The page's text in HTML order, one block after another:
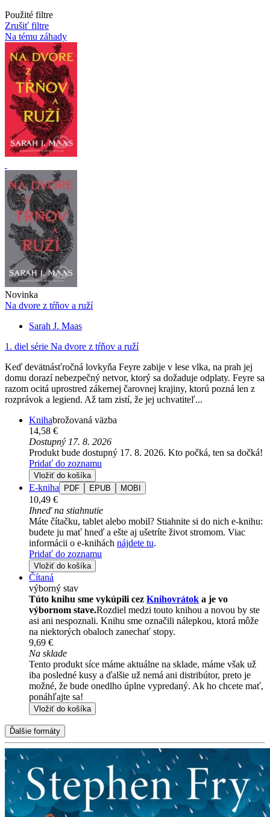
Použité filtre
Zrušiť filtre
Na tému záhady
Novinka
Na dvore z tŕňov a ruží
Sarah J. Maas
1. diel série Na dvore z tŕňov a ruží
Keď devätnásťročná lovkyňa Feyre zabije v lese vlka, na prah jej
domu dorazí nebezpečný netvor, ktorý sa dožaduje odplaty. Feyre sa
razom ocitá uprostred zákernej čarovnej krajiny, ktorú pozná len z
rozprávok a legiend. Až tam zistí, že jej uchvatiteľ...
Knihabrožovaná väzba
14,58 €
Dostupný 17. 8. 2026
Produkt bude dostupný 17. 8. 2026. Kto počká, ten sa dočká!
Pridať do zoznamu
Vložiť do košíka
E-kniha PDF EPUB MOBI
10,49 €
Ihneď na stiahnutie
Máte čítačku, tablet alebo mobil? Stiahnite si do nich e-knihu:
budete ju mať hneď a ešte aj ušetríte život stromom. Viac
informácii o e-knihách nájdete tu.
Pridať do zoznamu
Vložiť do košíka
Čítaná
výborný stav
Túto knihu sme vykúpili cez Knihovrátok a je vo
výbornom stave.Rozdiel medzi touto knihou a novou by ste
asi ani nespoznali. Knihu sme označili nálepkou, ktorá môže
na niektorých obaloch zanechať stopy.
9,69 €
Na sklade
Tento produkt síce máme aktuálne na sklade, máme však už
iba posledné kusy a ďalšie už nemá ani distribútor, preto je
možné, že bude onedlho úplne vypredaný. Ak ho chcete mať,
ponáhľajte sa!
Vložiť do košíka
Ďalšie formáty